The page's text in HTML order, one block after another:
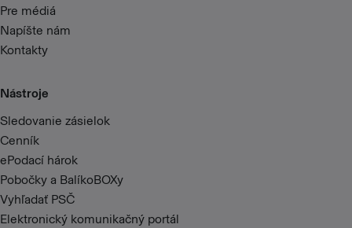
Pre médiá
Napíšte nám
Kontakty
Nástroje
Sledovanie zásielok
Cenník
ePodací hárok
Pobočky a BalíkoBOXy
Vyhľadať PSČ
Elektronický komunikačný portál